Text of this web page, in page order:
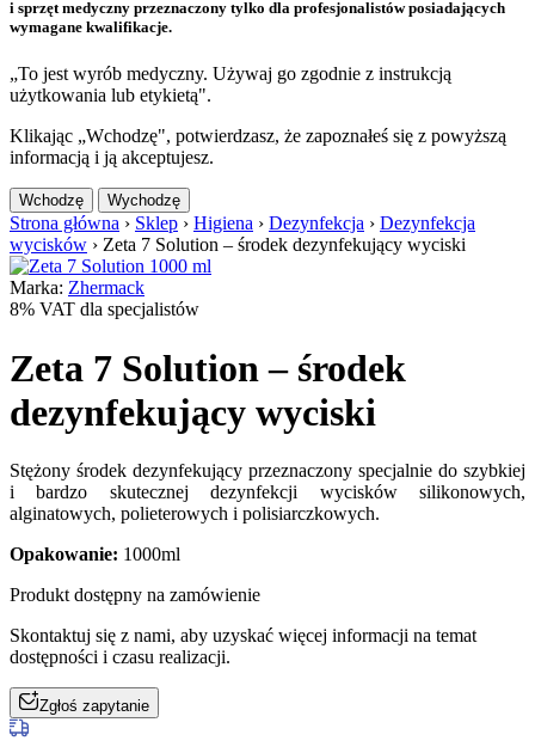
i sprzęt medyczny przeznaczony tylko dla profesjonalistów posiadających
wymagane kwalifikacje.
„To jest wyrób medyczny. Używaj go zgodnie z instrukcją
użytkowania lub etykietą".
Klikając „Wchodzę", potwierdzasz, że zapoznałeś się z powyższą
informacją i ją akceptujesz.
Wchodzę Wychodzę
Strona główna › Sklep › Higiena › Dezynfekcja › Dezynfekcja
wycisków › Zeta 7 Solution – środek dezynfekujący wyciski
Marka: Zhermack
8% VAT dla specjalistów
Zeta 7 Solution – środek
dezynfekujący wyciski
Stężony środek dezynfekujący przeznaczony specjalnie do szybkiej
i bardzo skutecznej dezynfekcji wycisków silikonowych,
alginatowych, polieterowych i polisiarczkowych.
Opakowanie: 1000ml
Produkt dostępny na zamówienie
Skontaktuj się z nami, aby uzyskać więcej informacji na temat
dostępności i czasu realizacji.
Zgłoś zapytanie